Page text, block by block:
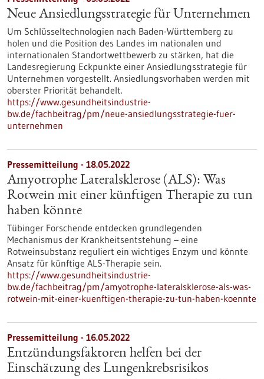
Neue Ansiedlungsstrategie für Unternehmen
Um Schlüsseltechnologien nach Baden-Württemberg zu
holen und die Position des Landes im nationalen und
internationalen Standortwettbewerb zu stärken, hat die
Landesregierung Eckpunkte einer Ansiedlungsstrategie für
Unternehmen vorgestellt. Ansiedlungsvorhaben werden mit
oberster Priorität behandelt.
https://www.gesundheitsindustrie-
bw.de/fachbeitrag/pm/neue-ansiedlungsstrategie-fuer-
unternehmen
Pressemitteilung - 18.05.2022
Amyotrophe Lateralsklerose (ALS): Was
Rotwein mit einer künftigen Therapie zu tun
haben könnte
Tübinger Forschende entdecken grundlegenden
Mechanismus der Krankheitsentstehung – eine
Rotweinsubstanz reguliert ein wichtiges Enzym und könnte
Ansatz für künftige ALS-Therapie sein.
https://www.gesundheitsindustrie-
bw.de/fachbeitrag/pm/amyotrophe-lateralsklerose-als-was-
rotwein-mit-einer-kuenftigen-therapie-zu-tun-haben-koennte
Pressemitteilung - 16.05.2022
Entzündungsfaktoren helfen bei der
Einschätzung des Lungenkrebsrisikos